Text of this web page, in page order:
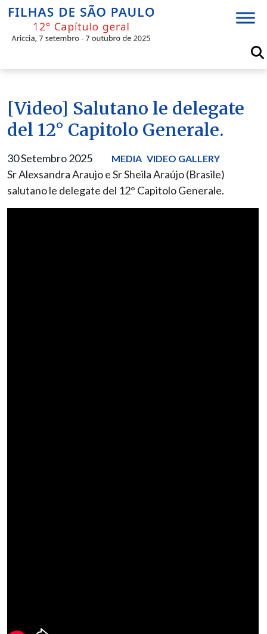
Skip
content
[Video] Salutano le delegate
del 12° Capitolo Generale.
30 Setembro 2025 MEDIA VIDEO GALLERY
Sr Alexsandra Araujo e Sr Sheila Araújo (Brasile)
salutano le delegate del 12° Capitolo Generale.